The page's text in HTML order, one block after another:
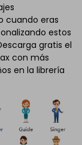
cuando eras
estos
gratis el
con más
en la librería